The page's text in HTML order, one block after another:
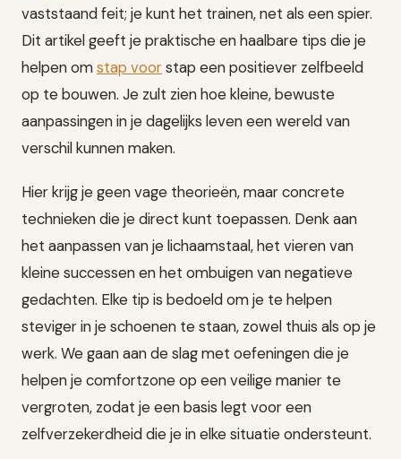
vaststaand feit; je kunt het trainen, net als een spier.
Dit artikel geeft je praktische en haalbare tips die je
helpen omstap voorstap een positiever zelfbeeld
op te bouwen. Je zult zien hoe kleine, bewuste
aanpassingen in je dagelijks leven een wereld van
verschil kunnen maken.
Hier krijg je geen vage theorieën, maar concrete
technieken die je direct kunt toepassen. Denk aan
het aanpassen van je lichaamstaal, het vieren van
kleine successen en het ombuigen van negatieve
gedachten. Elke tip is bedoeld om je te helpen
steviger in je schoenen te staan, zowel thuis als op je
werk. We gaan aan de slag met oefeningen die je
helpen je comfortzone op een veilige manier te
vergroten, zodat je een basis legt voor een
zelfverzekerdheid die je in elke situatie ondersteunt.